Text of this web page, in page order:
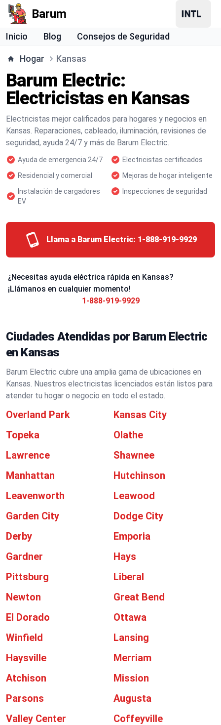
Barum
Inicio Blog Consejos de Seguridad
Hogar Kansas
Barum Electric:
Electricistas en Kansas
Electricistas mejor calificados para hogares y negocios en
Kansas. Reparaciones, cableado, iluminación, revisiones de
seguridad, ayuda 24/7 y más de Barum Electric.
Ayuda de emergencia 24/7
Electricistas certificados
Residencial y comercial
Mejoras de hogar inteligente
Instalación de cargadores
EV
Inspecciones de seguridad
Llama a Barum Electric: 1-888-919-9929
¿Necesitas ayuda eléctrica rápida en Kansas?
¡Llámanos en cualquier momento!
1-888-919-9929
Ciudades Atendidas por Barum Electric
en Kansas
Barum Electric cubre una amplia gama de ubicaciones en
Kansas. Nuestros electricistas licenciados están listos para
atender tu hogar o negocio en todo el estado.
Overland Park
Kansas City
Topeka
Olathe
Lawrence
Shawnee
Manhattan
Hutchinson
Leavenworth
Leawood
Garden City
Dodge City
Derby
Emporia
Gardner
Hays
Pittsburg
Liberal
Newton
Great Bend
El Dorado
Ottawa
Winfield
Lansing
Haysville
Merriam
Atchison
Mission
Parsons
Augusta
Valley Center
Coffeyville